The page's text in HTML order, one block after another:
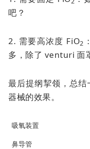
吧？
2. 需要高浓度 FiO2
多，除了 venturi 面
最后提纲挈领，总
器械的效果。
吸氧装置
鼻导管